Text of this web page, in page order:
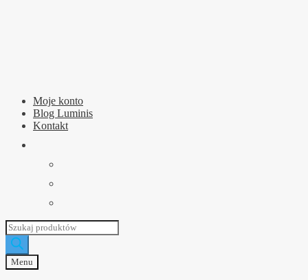
Moje konto
Blog Luminis
Kontakt
Wyszukiwarka
produktów
Menu